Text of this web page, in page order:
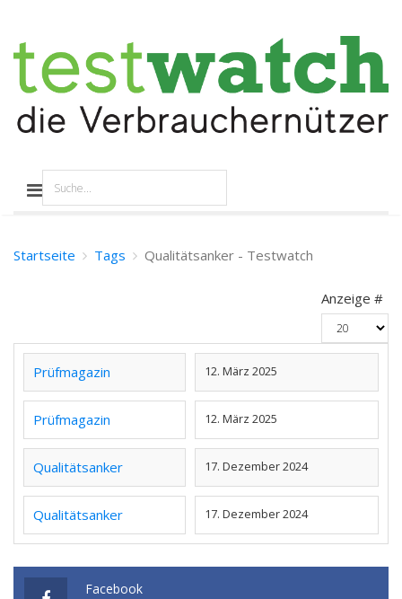
Startseite Tags Qualitätsanker - Testwatch
Anzeige #
Prüfmagazin 12. März 2025
Prüfmagazin 12. März 2025
Qualitätsanker 17. Dezember 2024
Qualitätsanker 17. Dezember 2024
Facebook